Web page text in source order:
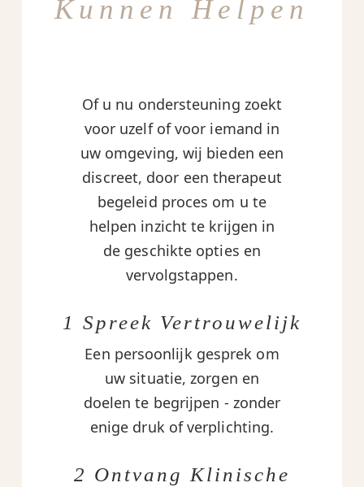
Kunnen Helpen
Of u nu ondersteuning zoekt
voor uzelf of voor iemand in
uw omgeving, wij bieden een
discreet, door een therapeut
begeleid proces om u te
helpen inzicht te krijgen in
de geschikte opties en
vervolgstappen.
1 Spreek Vertrouwelijk
Een persoonlijk gesprek om
uw situatie, zorgen en
doelen te begrijpen - zonder
enige druk of verplichting.
2 Ontvang Klinische